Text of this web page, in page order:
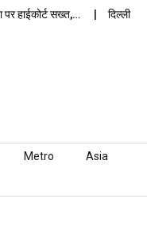
हाईकोर्ट सख्त,… दिल्ली जेलों
Metro Asia